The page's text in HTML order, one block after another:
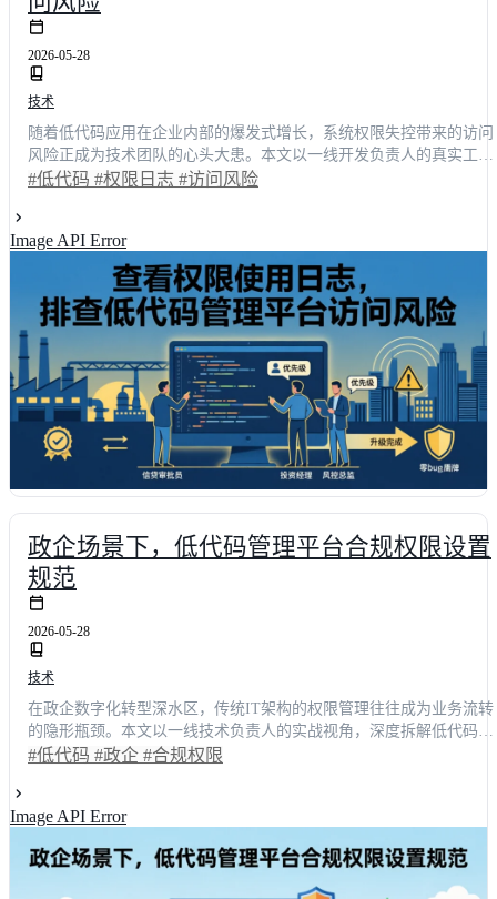
2026-05-28
技术
随着低代码应用在企业内部的爆发式增长，系统权限失控带来的访问
风险正成为技术团队的心头大患。本文以一线开发负责人的真实工作
视角出发，深入剖析传统权限审计的繁琐痛点，并详细演示如何利用
真实业务场景，为技术决策者提供一套可落地的安全治理方案，助您
轻松筑牢企业数字化防线。
#低代码 #权限日志 #访问风险
Image API Error
政企场景下，低代码管理平台合规权限设置
规范
2026-05-28
技术
在政企数字化转型深水区，传统IT架构的权限管理往往成为业务流转
的隐形瓶颈。本文以一线技术负责人的实战视角，深度拆解低代码平
台的合规权限配置逻辑。通过引入角色隔离、字段级管控与动态策略
比了明道云、简道云等主流方案，助您精准选型，避开合规雷区，快
#低代码 #政企 #合规权限
Image API Error